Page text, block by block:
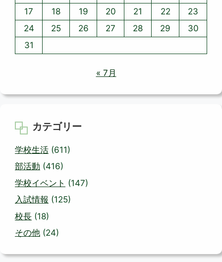
17
18 19 20 21 22
23
24
25 26 27 28 29
30
31
« 7月
カテゴリー
学校生活 (611)
部活動 (416)
学校イベント (147)
入試情報 (125)
校長 (18)
その他 (24)